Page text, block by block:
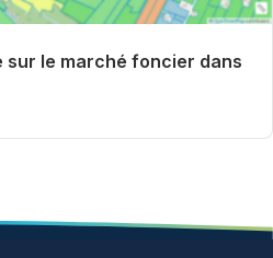
sur le marché foncier dans